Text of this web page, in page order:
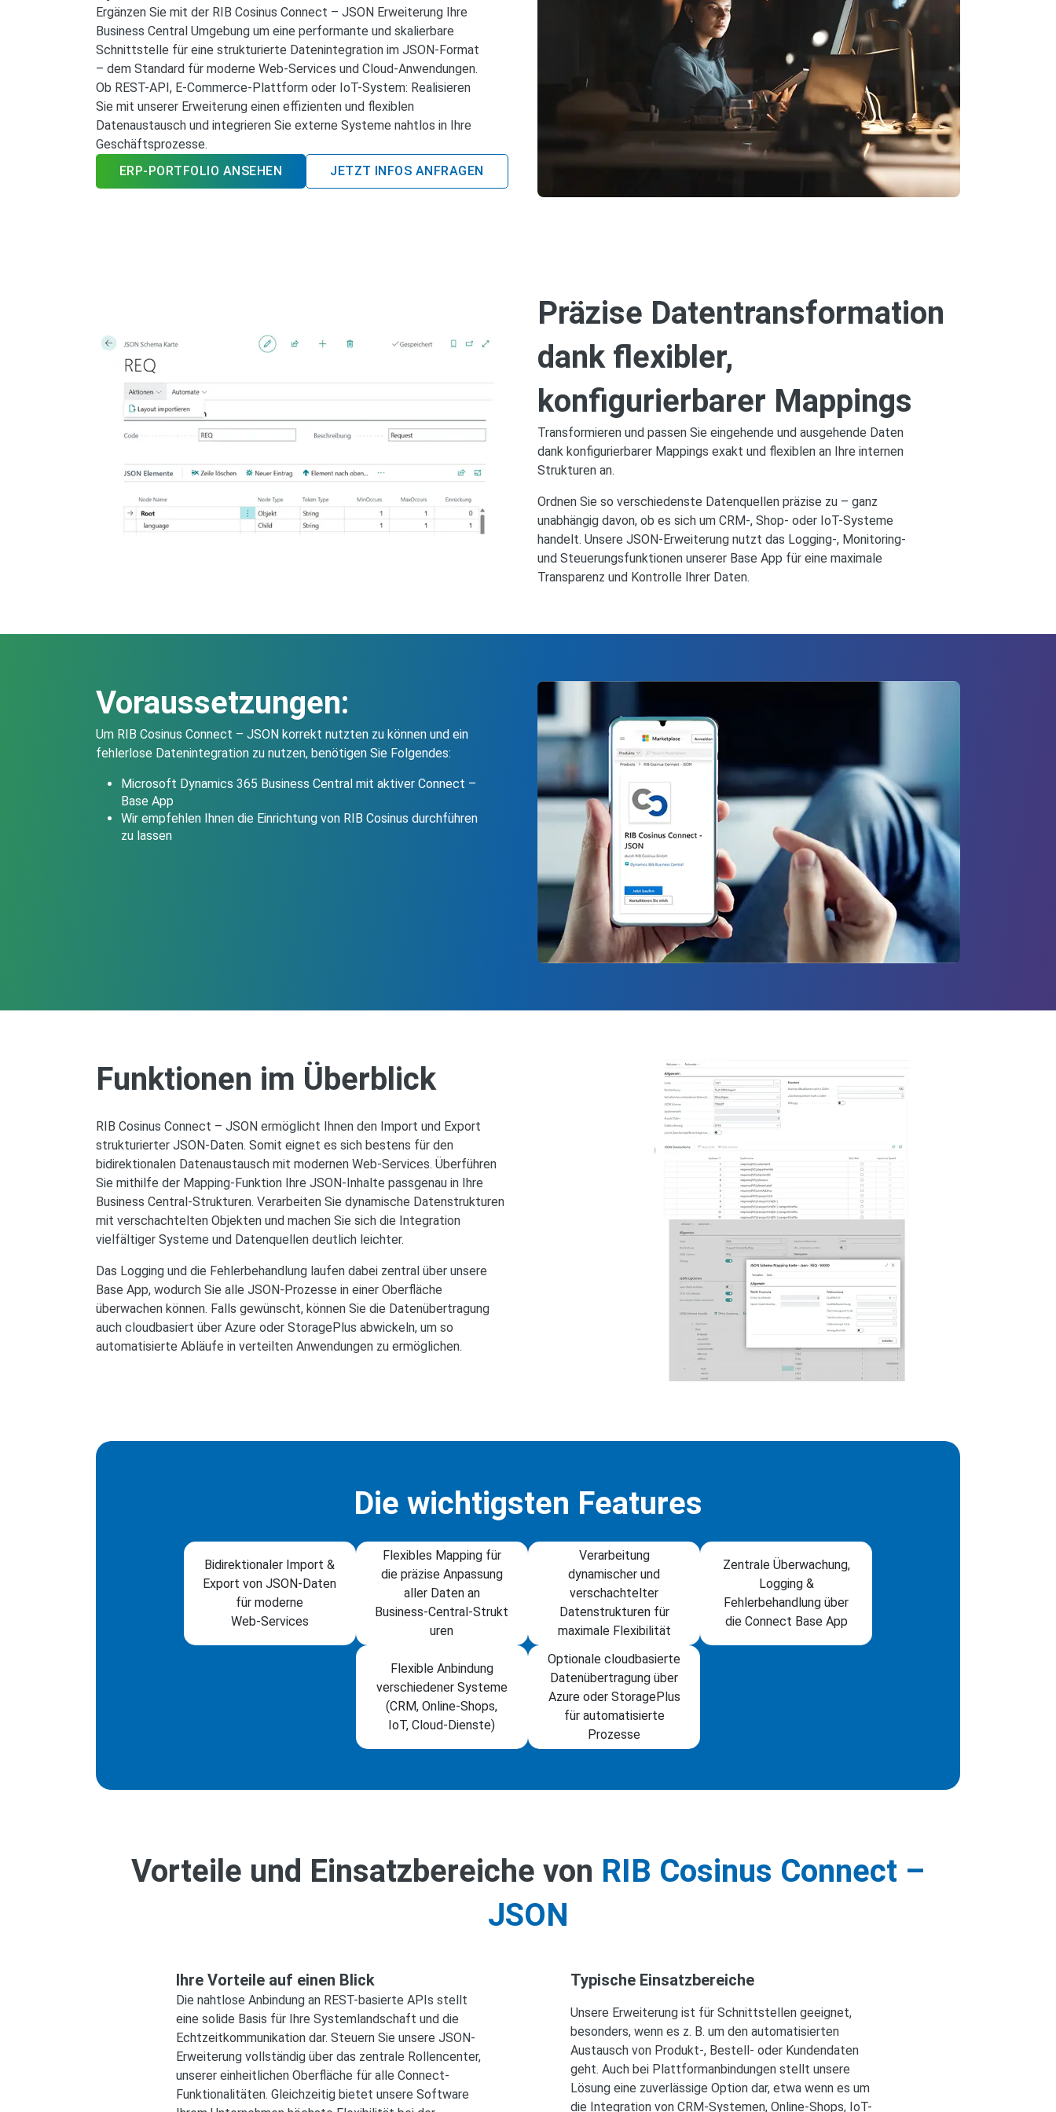
Ergänzen Sie mit der RIB Cosinus Connect – JSON Erweiterung Ihre
Business Central Umgebung um eine performante und skalierbare
Schnittstelle für eine strukturierte Datenintegration im JSON-Format
– dem Standard für moderne Web-Services und Cloud-Anwendungen.
Ob REST-API, E-Commerce-Plattform oder IoT-System: Realisieren
Sie mit unserer Erweiterung einen effizienten und flexiblen
Datenaustausch und integrieren Sie externe Systeme nahtlos in Ihre
Geschäftsprozesse.
ERP-PORTFOLIO ANSEHEN
JETZT INFOS ANFRAGEN
Präzise Datentransformation
dank flexibler,
konfigurierbarer Mappings
Transformieren und passen Sie eingehende und ausgehende Daten
dank konfigurierbarer Mappings exakt und flexiblen an Ihre internen
Strukturen an.
Ordnen Sie so verschiedenste Datenquellen präzise zu – ganz
unabhängig davon, ob es sich um CRM-, Shop- oder IoT-Systeme
handelt. Unsere JSON-Erweiterung nutzt das Logging-, Monitoring-
und Steuerungsfunktionen unserer Base App für eine maximale
Transparenz und Kontrolle Ihrer Daten.
Voraussetzungen:
Um RIB Cosinus Connect – JSON korrekt nutzten zu können und ein
fehlerlose Datenintegration zu nutzen, benötigen Sie Folgendes:
Microsoft Dynamics 365 Business Central mit aktiver Connect –
Base App
Wir empfehlen Ihnen die Einrichtung von RIB Cosinus durchführen
zu lassen
Funktionen im Überblick
RIB Cosinus Connect – JSON ermöglicht Ihnen den Import und Export
strukturierter JSON-Daten. Somit eignet es sich bestens für den
bidirektionalen Datenaustausch mit modernen Web-Services. Überführen
Sie mithilfe der Mapping-Funktion Ihre JSON-Inhalte passgenau in Ihre
Business Central-Strukturen. Verarbeiten Sie dynamische Datenstrukturen
mit verschachtelten Objekten und machen Sie sich die Integration
vielfältiger Systeme und Datenquellen deutlich leichter.
Das Logging und die Fehlerbehandlung laufen dabei zentral über unsere
Base App, wodurch Sie alle JSON-Prozesse in einer Oberfläche
überwachen können. Falls gewünscht, können Sie die Datenübertragung
auch cloudbasiert über Azure oder StoragePlus abwickeln, um so
automatisierte Abläufe in verteilten Anwendungen zu ermöglichen.
Die wichtigsten Features
Bidirektionaler Import &
Export von JSON-Daten
für moderne
Web‑Services
Flexibles Mapping für
die präzise Anpassung
aller Daten an
Business‑Central‑Strukt
uren
Verarbeitung
dynamischer und
verschachtelter
Datenstrukturen für
maximale Flexibilität
Zentrale Überwachung,
Logging &
Fehlerbehandlung über
die Connect Base App
Flexible Anbindung
verschiedener Systeme
(CRM, Online‑Shops,
IoT, Cloud‑Dienste)
Optionale cloudbasierte
Datenübertragung über
Azure oder StoragePlus
für automatisierte
Prozesse
Vorteile und Einsatzbereiche von RIB Cosinus Connect –
JSON
Ihre Vorteile auf einen Blick
Die nahtlose Anbindung an REST-basierte APIs stellt
eine solide Basis für Ihre Systemlandschaft und die
Echtzeitkommunikation dar. Steuern Sie unsere JSON-
Erweiterung vollständig über das zentrale Rollencenter,
unserer einheitlichen Oberfläche für alle Connect-
Funktionalitäten. Gleichzeitig bietet unsere Software
Typische Einsatzbereiche
Unsere Erweiterung ist für Schnittstellen geeignet,
besonders, wenn es z. B. um den automatisierten
Austausch von Produkt-, Bestell- oder Kundendaten
geht. Auch bei Plattformanbindungen stellt unsere
Lösung eine zuverlässige Option dar, etwa wenn es um
die Integration von CRM-Systemen, Online-Shops, IoT-